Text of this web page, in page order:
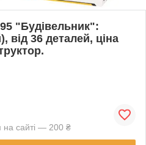
"Будівельник":
від 36 деталей, ціна
на сайті — 200 ₴